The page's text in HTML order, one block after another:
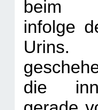
beim
infolge
Urins.
die